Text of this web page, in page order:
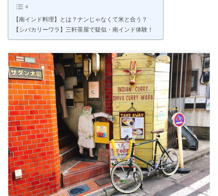
【南インド料理】とは？ナンじゃなくて米と合う？
【シバカリーワラ】三軒茶屋で疑似・南インド体験！